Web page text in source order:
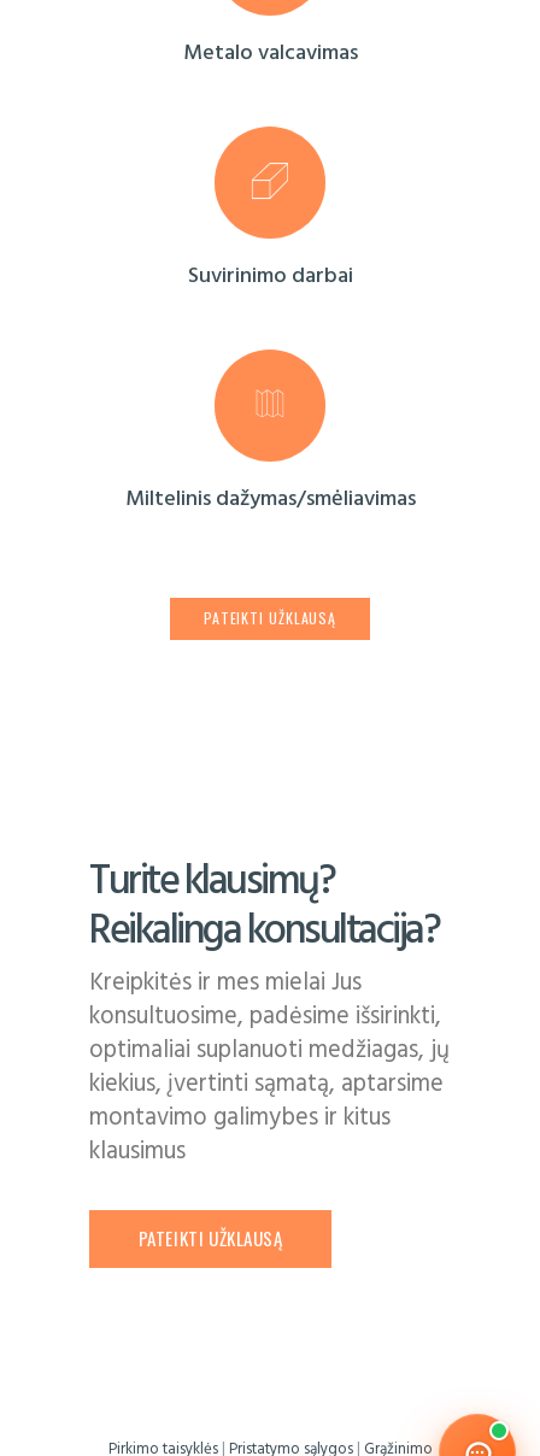
Metalo valcavimas
Suvirinimo darbai
Miltelinis dažymas/smėliavimas
PATEIKTI UŽKLAUSĄ
Turite klausimų?
Reikalinga konsultacija?
Kreipkitės ir mes mielai Jus
konsultuosime, padėsime išsirinkti,
optimaliai suplanuoti medžiagas, jų
kiekius, įvertinti sąmatą, aptarsime
montavimo galimybes ir kitus
klausimus
PATEIKTI UŽKLAUSĄ
Pirkimo taisyklės|Pristatymo sąlygos| Grąžinimo